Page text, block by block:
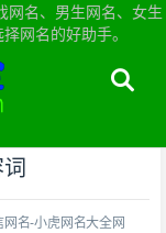
网名、男生网名、女生
网名的好助手。
网名-小虎网名大全网